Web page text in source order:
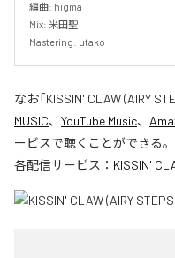
編曲: higma
Mix: 米田聖
Mastering: utako
なお「KISSIN' CLAW (AIRY
MUSIC、 YouTube Music、
ービスで聴くことができる。
各配信サービス： KISSIN'